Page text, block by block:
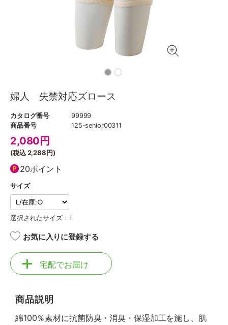
婦人 失禁対応ズロース
カタログ番号
99999
商品番号
125-senior00311
2,080 円
(税込2,288円)
20ポイント
サイズ
選択されたサイズ：L
お気に入りに登録する
宅配でお届け
商品説明
綿100％素材に抗菌防臭・消臭・保湿加工を施し、肌